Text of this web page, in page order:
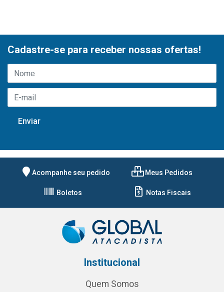
Cadastre-se para receber nossas ofertas!
Acompanhe seu pedido Meus Pedidos
Boletos Notas Fiscais
Institucional
Quem Somos